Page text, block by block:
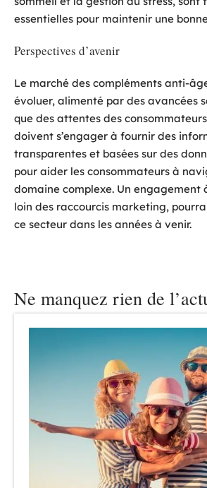
essentielles pour maintenir une
Perspectives d’avenir
Le marché des compléments anti-
évoluer, alimenté par des avancées
que des attentes des
doivent s’engager à fournir des
transparentes et basées sur des
pour aider les consommateurs à
domaine complexe. Un engagement
loin des raccourcis marketing,
ce secteur dans les années à venir.
Ne manquez rien de